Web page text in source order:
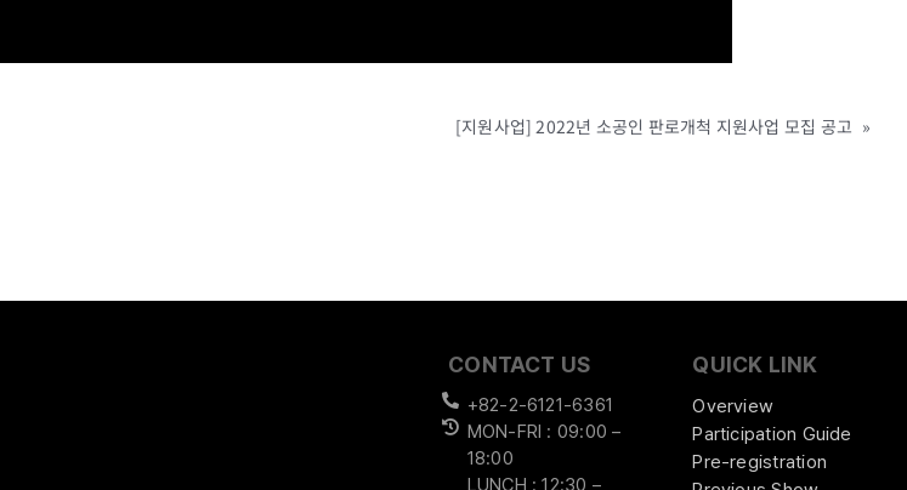
[지원사업] 2022년 소공인 판로개척 지원사업 모집 공고 »
CONTACT US
+82-2-6121-6361
MON-FRI : 09:00 –
18:00
LUNCH : 12:30 –
QUICK LINK
Overview
Participation Guide
Pre-registration